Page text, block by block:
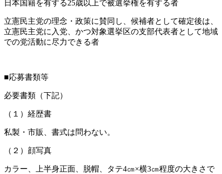
日本国籍を有する25歳以上で被選挙権を有する者
立憲民主党の理念・政策に賛同し、候補者として確定後は、
立憲民主党に入党、かつ対象選挙区の支部代表者として地域
での党活動に尽力できる者
■応募書類等
必要書類（下記）
（１）経歴書
私製・市販、書式は問わない。
（２）顔写真
カラー、上半身正面、脱帽、タテ4㎝×横3㎝程度の大きさで